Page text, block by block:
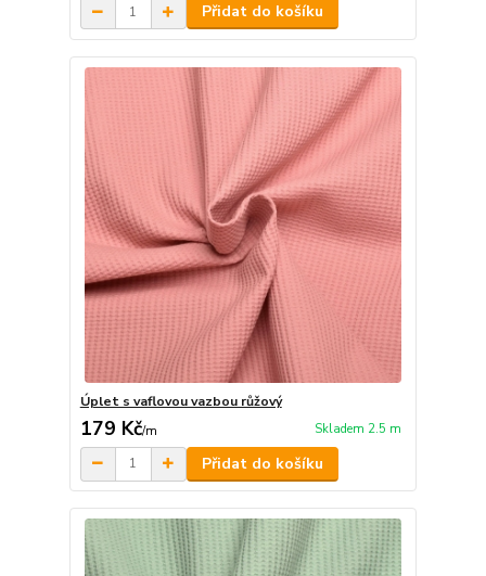
Přidat do košíku
Úplet s vaflovou vazbou růžový
179 Kč/m Skladem 2.5 m
Přidat do košíku